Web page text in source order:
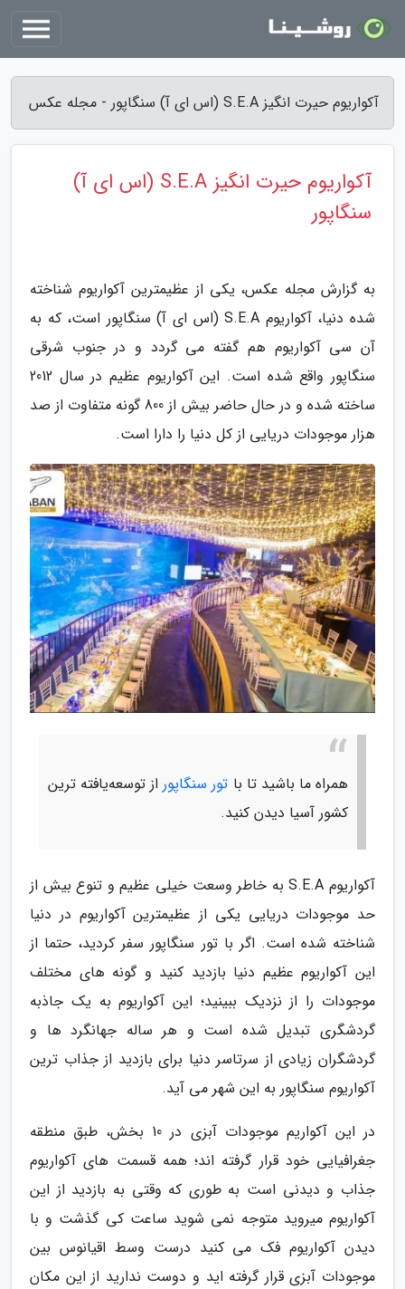
آکواریوم حیرت انگیز S.E.A (اس ای آ) سنگاپور - مجله عکس
آکواریوم حیرت انگیز S.E.A (اس ای آ)
سنگاپور
به گزارش مجله عکس، یکی از عظیمترین آکواریوم شناخته
شده دنیا، آکواریوم S.E.A (اس ای آ) سنگاپور است، که به
آن سی آکواریوم هم گفته می گردد و در جنوب شرقی
سنگاپور واقع شده است. این آکواریوم عظیم در سال 2012
ساخته شده و در حال حاضر بیش از 800 گونه متفاوت از صد
هزار موجودات دریایی از کل دنیا را دارا است.
همراه ما باشید تا با تور سنگاپور از توسعه‌یافته ترین
کشور آسیا دیدن کنید.
آکواریوم S.E.A به خاطر وسعت خیلی عظیم و تنوع بیش از
حد موجودات دریایی یکی از عظیمترین آکواریوم در دنیا
شناخته شده است. اگر با تور سنگاپور سفر کردید، حتما از
این آکواریوم عظیم دنیا بازدید کنید و گونه های مختلف
موجودات را از نزدیک ببینید؛ این آکواریوم به یک جاذبه
گردشگری تبدیل شده است و هر ساله جهانگرد ها و
گردشگران زیادی از سرتاسر دنیا برای بازدید از جذاب ترین
آکواریوم سنگاپور به این شهر می آید.
در این آکواریم موجودات آبزی در 10 بخش، طبق منطقه
جغرافیایی خود قرار گرفته اند؛ همه قسمت های آکواریوم
جذاب و دیدنی است به طوری که وقتی به بازدید از این
آکواریوم میروید متوجه نمی شوید ساعت کی گذشت و با
دیدن آکواریوم فک می کنید درست وسط اقیانوس بین
موجودات آبزی قرار گرفته اید و دوست ندارید از این مکان